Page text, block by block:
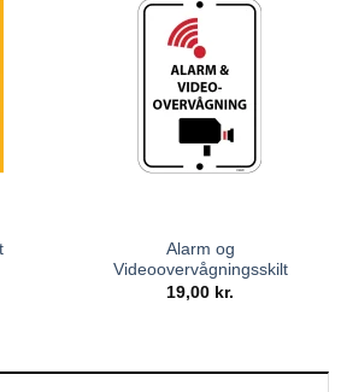
Alarm og
Videoovervågningsskilt
19,00 kr.